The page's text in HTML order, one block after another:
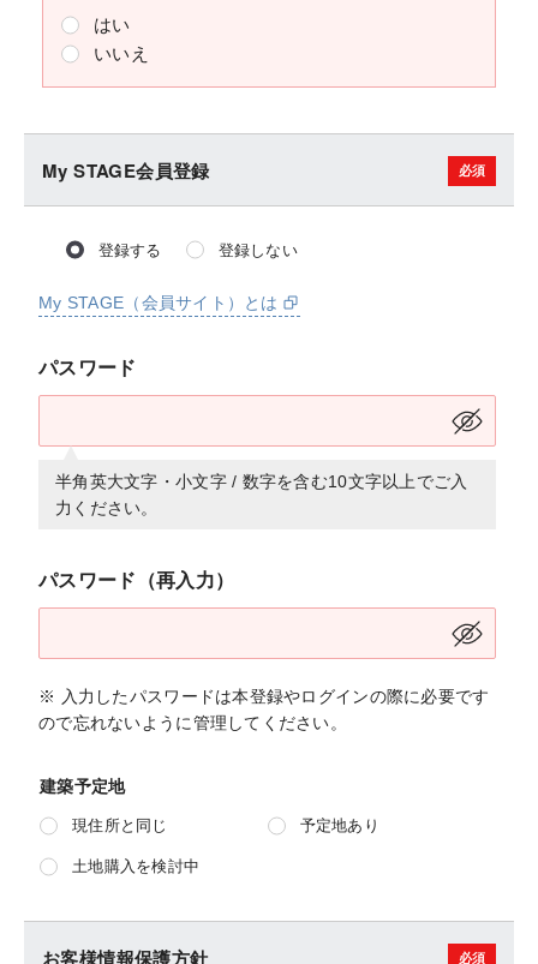
はい
いいえ
My STAGE会員登録
登録する 登録しない
My STAGE（会員サイト）とは
パスワード
半角英大文字・小文字 / 数字を含む10文字以上でご入
力ください。
パスワード（再入力）
※ 入力したパスワードは本登録やログインの際に必要です
ので忘れないように管理してください。
建築予定地
現住所と同じ 予定地あり
土地購入を検討中
お客様情報保護方針